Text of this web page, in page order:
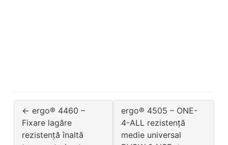
← ergo® 4460 –
Fixare lagăre
rezistență înaltă
ergo® 4505 – ONE-
4-ALL rezistență
medie universal